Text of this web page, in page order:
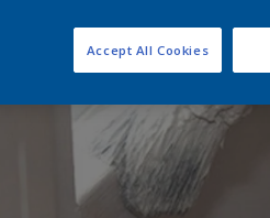
Accept All Cookies